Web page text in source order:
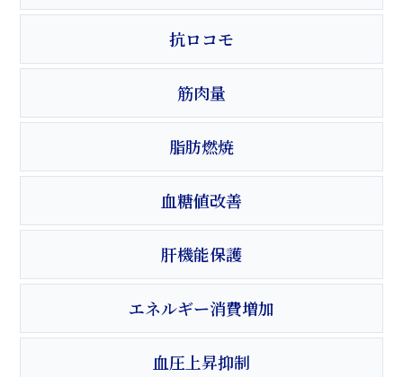
抗ロコモ
筋肉量
脂肪燃焼
血糖値改善
肝機能保護
エネルギー消費増加
血圧上昇抑制